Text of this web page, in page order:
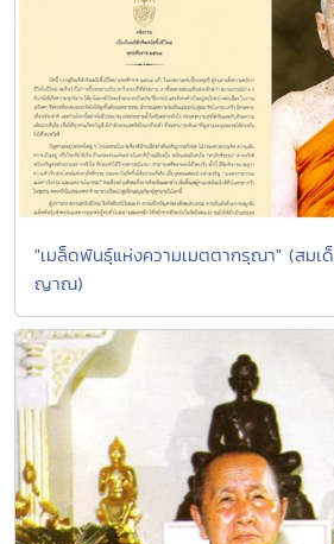
"เมล็ดพันธุ์แห่งความเมตตากรุณา" (สมเ
ญาณ)